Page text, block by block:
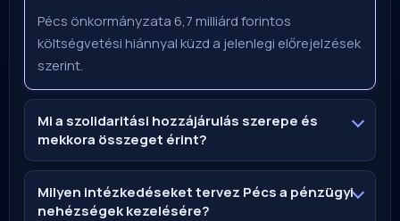
Pécs önkormányzata 6,7 milliárd forintos
költségvetési hiánnyal küzd a jelenlegi előrejelzések
szerint.
Mi a szolidaritási hozzájárulás szerepe és
mekkora összeget érint?
Milyen intézkedéseket tervez Pécs a pénzügyi
nehézségek kezelésére?